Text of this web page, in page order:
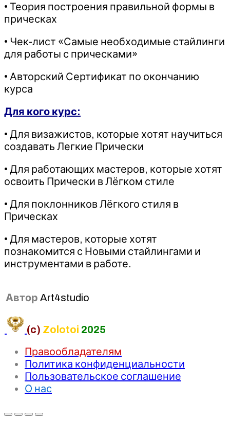
• Теория построения правильной формы в
прическах
• Чек-лист «Самые необходимые стайлинги
для работы с прическами»
• Авторский Сертификат по окончанию
курса
Для кого курс:
• Для визажистов, которые хотят научиться
создавать Легкие Прически
• Для работающих мастеров, которые хотят
освоить Прически в Лёгком стиле
• Для поклонников Лёгкого стиля в
Прическах
• Для мастеров, которые хотят
познакомится с Новыми стайлингами и
инструментами в работе.
Автор Art4studio
(c) Zolotoi 2025
Правообладателям
Политика конфиденциальности
Пользовательское соглашение
О нас